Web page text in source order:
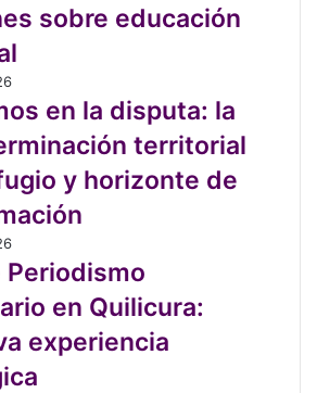
sobre educación
en la disputa: la
territorial
y horizonte de
Periodismo
en Quilicura:
experiencia